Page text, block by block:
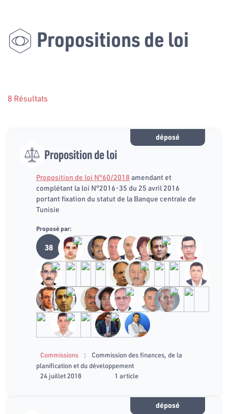
Propositions de loi
8 Résultats
déposé
Proposition de loi
Proposition de loi N°60/2018 amendant et
complétant la loi N°2016-35 du 25 avril 2016
portant fixation du statut de la Banque centrale de
Tunisie
Proposé par:
38
Commissions :
Commission des finances, de la
planification et du développement
24 juillet 2018
1 article
déposé